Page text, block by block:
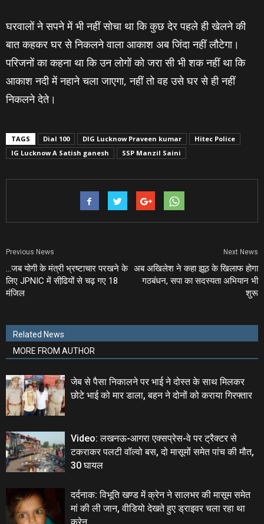
घरवालों ने सपने में भी नहीं सोचा था कि कुछ देर पहले ही खेलने की
बात कहकर घर से निकलने वाला आकाश अब जिंदा नहीं लौटेगा।
परिजनों का कहना था कि उन लोगों को जरा सी भी शक नहीं था कि
आकाश नदी में नहाने चला जाएगा, नहीं तो वह उसे घर से ही नहीं
निकलने देते।
TAGS Dial 100 DIG Lucknow Praveen kumar
Hitec Police
IG Lucknow A Satish ganesh
SSP Manzil Saini
Previous News
…जब योगी के मंत्री भ्रष्टाचार परखने के
लिए JPNIC में सीढि़यों से चढ़ गए 18
मंजिल
Next News
अब अखिलेश ने कहा झूठ के खिलाफ होगा
गठबंधन, सपा का सदस्‍यता अभियान भी
शुरू
Related News
MORE FROM AUTHOR
जेब से पैसा निकालने पर भाई ने दोस्‍त के साथ मिलकर
छोटे भाई को मार डाला, बहन ने दोनों को कराया गिरफ्तार
Video: लखनऊ-आगरा एक्सप्रेस-वे पर ट्रैक्टर से
टकराकर पलटी वॉल्वो बस, दो मासूमों समेत पांच की मौत,
30 घायल
दर्दनाक: विभूति खण्‍ड में क्रेन ने सालभर की मासूम समेत
मां की ली जान, वीडियो देखते हुए ड्राइवर चला रहा था